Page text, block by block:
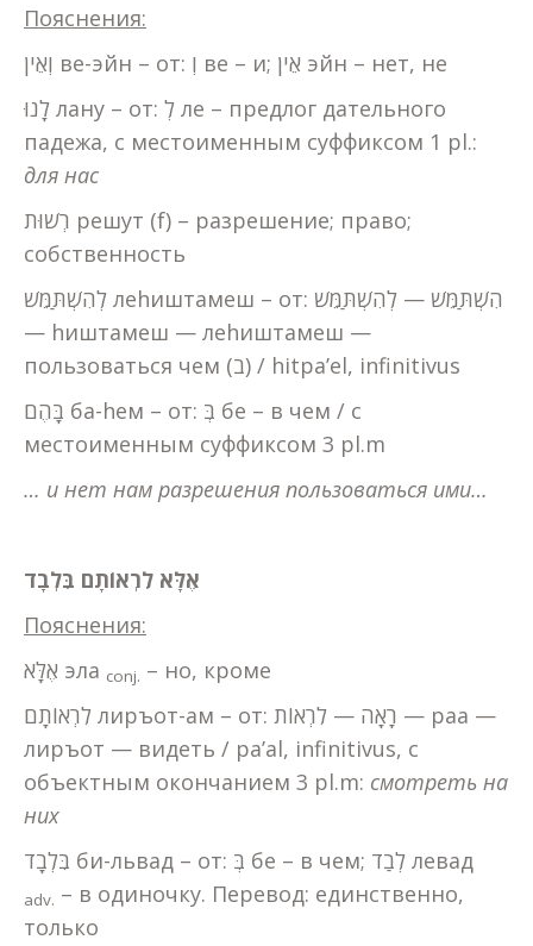
Пояснения:
וְאֵין ве-эйн – от: וְ ве – и; אֵין эйн – нет, не
לָנוּ лану – от: לְ ле – предлог дательного
падежа, с местоименным суффиксом 1 pl.:
для нас
רְשׁוּת решут (f) – разрешение; право;
собственность
לְהִשְׁתַּמֵּשׁ леhиштамеш – от: הִשְׁתַּמֵּשׁ — לְהִשְׁתַּמֵּשׁ
— hиштамеш — леhиштамеш —
пользоваться чем (ב) / hitpa’el, infinitivus
בָּהֶם ба-hем – от: בְּ бе – в чем / с
местоименным суффиксом 3 pl.m
… и нет нам разрешения пользоваться ими…
אֶלָּא לִרְאוֹתָם בִּלְבָד
Пояснения:
אֶלָּא эла conj. – но, кроме
לִרְאוֹתָם лиръот-ам – от: רָאָה — לִרְאוֹת — раа —
лиръот — видеть / pa’al, infinitivus, с
объектным окончанием 3 pl.m: смотреть на
них
בִּלְבָד би-львад – от: בְּ бе – в чем; לְבַד левад
adv. – в одиночку. Перевод: единственно,
только